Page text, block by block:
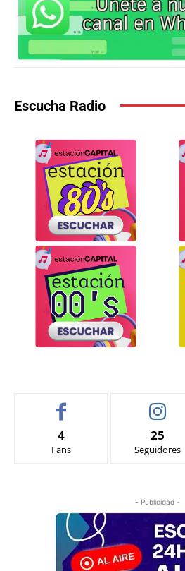
Escucha Radio
4
Fans
25
Seguidores
- Publicidad -